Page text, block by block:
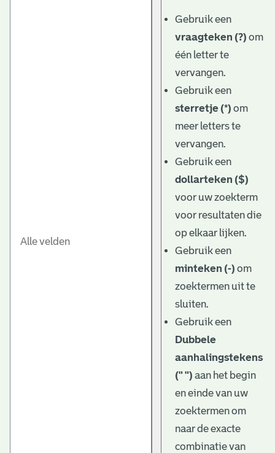
Gebruik een
vraagteken (?) om
één letter te
vervangen.
Gebruik een
sterretje (*) om
meer letters te
vervangen.
Gebruik een
dollarteken ($)
voor uw zoekterm
voor resultaten die
op elkaar lijken.
Gebruik een
minteken (-) om
zoektermen uit te
sluiten.
Gebruik een
Dubbele
aanhalingstekens
(" ") aan het begin
en einde van uw
zoektermen om
naar de exacte
combinatie van